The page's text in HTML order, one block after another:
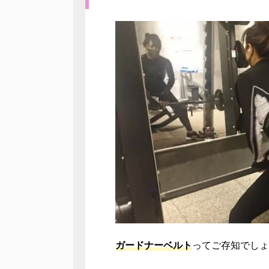
ガードナーベルトってご存知でし